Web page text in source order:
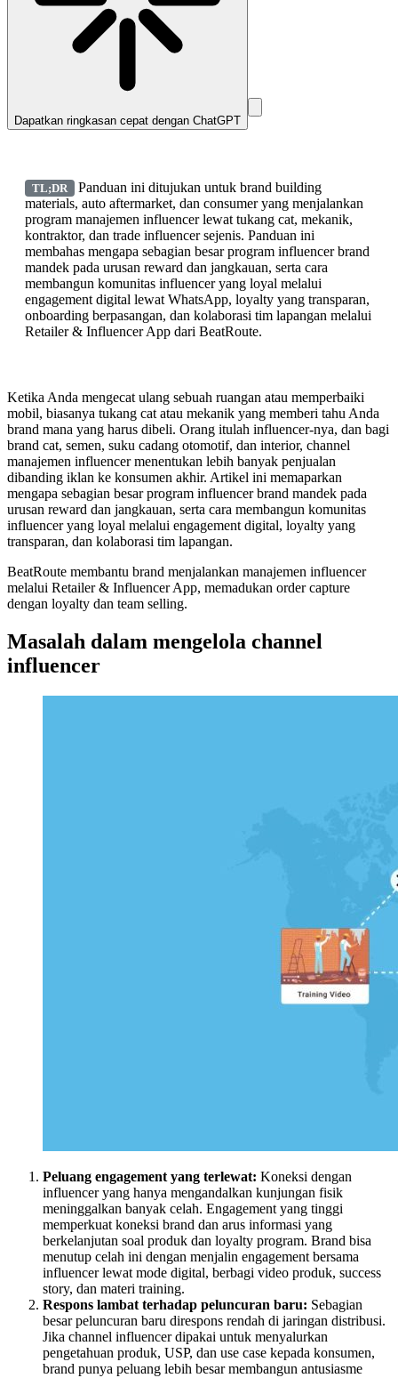
Dapatkan ringkasan cepat dengan ChatGPT
TL;DR
Panduan ini ditujukan untuk brand building
materials, auto aftermarket, dan consumer yang menjalankan
program manajemen influencer lewat tukang cat, mekanik,
kontraktor, dan trade influencer sejenis. Panduan ini
membahas mengapa sebagian besar program influencer brand
mandek pada urusan reward dan jangkauan, serta cara
membangun komunitas influencer yang loyal melalui
engagement digital lewat WhatsApp, loyalty yang transparan,
onboarding berpasangan, dan kolaborasi tim lapangan melalui
Retailer & Influencer App dari BeatRoute.
Ketika Anda mengecat ulang sebuah ruangan atau memperbaiki
mobil, biasanya tukang cat atau mekanik yang memberi tahu Anda
brand mana yang harus dibeli. Orang itulah influencer-nya, dan bagi
brand cat, semen, suku cadang otomotif, dan interior, channel
manajemen influencer menentukan lebih banyak penjualan
dibanding iklan ke konsumen akhir. Artikel ini memaparkan
mengapa sebagian besar program influencer brand mandek pada
urusan reward dan jangkauan, serta cara membangun komunitas
influencer yang loyal melalui engagement digital, loyalty yang
transparan, dan kolaborasi tim lapangan.
BeatRoute membantu brand menjalankan manajemen influencer
melalui Retailer & Influencer App, memadukan order capture
dengan loyalty dan team selling.
Masalah dalam mengelola channel
influencer
Peluang engagement yang terlewat: Koneksi dengan
influencer yang hanya mengandalkan kunjungan fisik
meninggalkan banyak celah. Engagement yang tinggi
memperkuat koneksi brand dan arus informasi yang
berkelanjutan soal produk dan loyalty program. Brand bisa
menutup celah ini dengan menjalin engagement bersama
influencer lewat mode digital, berbagi video produk, success
story, dan materi training.
Respons lambat terhadap peluncuran baru: Sebagian
besar peluncuran baru direspons rendah di jaringan distribusi.
Jika channel influencer dipakai untuk menyalurkan
pengetahuan produk, USP, dan use case kepada konsumen,
brand punya peluang lebih besar membangun antusiasme